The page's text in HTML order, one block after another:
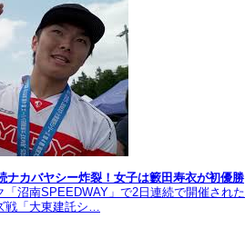
ナカバヤシー炸裂！女子は籔田寿衣が初優勝
沼南SPEEDWAY」で2日連続で開催された
戦「大東建託シ…